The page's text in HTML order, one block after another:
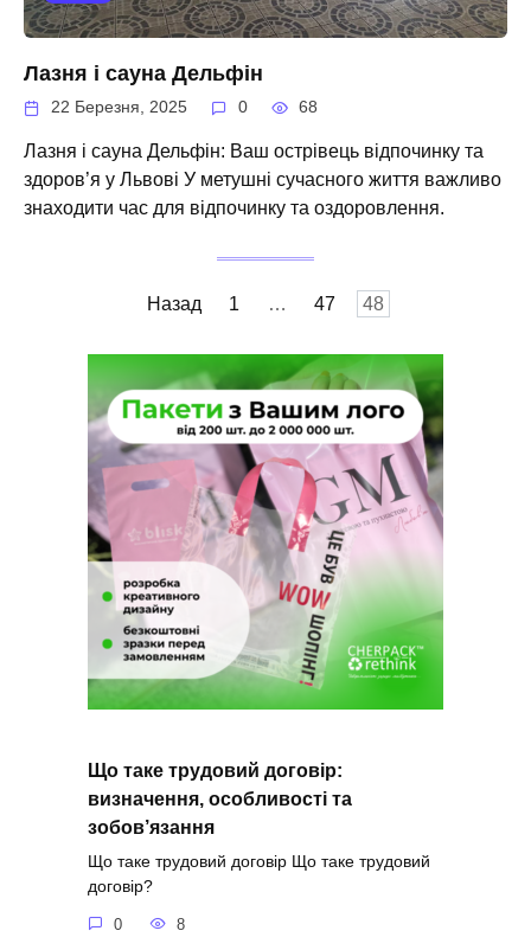
Лазня і сауна Дельфін
22 Березня, 2025 0 68
Лазня і сауна Дельфін: Ваш острівець відпочинку та
здоров’я у Львові У метушні сучасного життя важливо
знаходити час для відпочинку та оздоровлення.
Назад 1 … 47 48
Що таке трудовий договір:
визначення, особливості та
зобов’язання
Що таке трудовий договір Що таке трудовий
договір?
0 8